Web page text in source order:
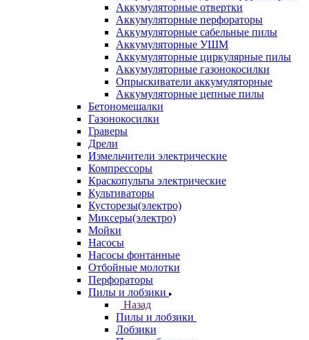
Аккумуляторные отвертки
Аккумуляторные перфораторы
Аккумуляторные сабельные пилы
Аккумуляторные УШМ
Аккумуляторные циркулярные пилы
Аккумуляторные газонокосилки
Опрыскиватели аккумуляторные
Аккумуляторные цепные пилы
Бетономешалки
Газонокосилки
Граверы
Дрели
Измельчители электрические
Компрессоры
Краскопульты электрические
Культиваторы
Кусторезы(электро)
Миксеры(электро)
Мойки
Насосы
Насосы фонтанные
Отбойные молотки
Перфораторы
Пилы и лобзики
Назад
Пилы и лобзики
Лобзики